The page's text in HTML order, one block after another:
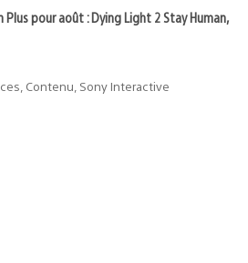
pour août : Dying Light 2 Stay Human,
Contenu, Sony Interactive